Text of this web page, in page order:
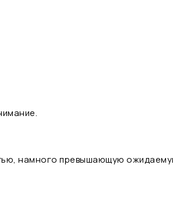
намного превышающую